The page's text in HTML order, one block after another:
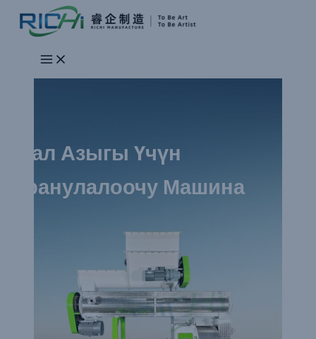
Skip
Мал Азыгы Үчүн
Гранулалоочу Машина